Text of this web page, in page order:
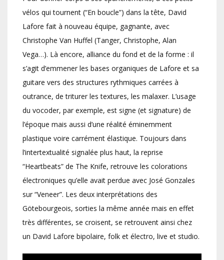
vélos qui tournent (“En boucle”) dans la tête, David
Lafore fait à nouveau équipe, gagnante, avec
Christophe Van Huffel (Tanger, Christophe, Alan
Vega…). Là encore, alliance du fond et de la forme : il
s’agit d’emmener les bases organiques de Lafore et sa
guitare vers des structures rythmiques carrées à
outrance, de triturer les textures, les malaxer. L’usage
du vocoder, par exemple, est signe (et signature) de
l’époque mais aussi d’une réalité éminemment
plastique voire carrément élastique. Toujours dans
l’intertextualité signalée plus haut, la reprise
“Heartbeats” de The Knife, retrouve les colorations
électroniques qu’elle avait perdue avec José Gonzales
sur “Veneer”. Les deux interprétations des
Götebourgeois, sorties la même année mais en effet
très différentes, se croisent, se retrouvent ainsi chez
un David Lafore bipolaire, folk et électro, live et studio.